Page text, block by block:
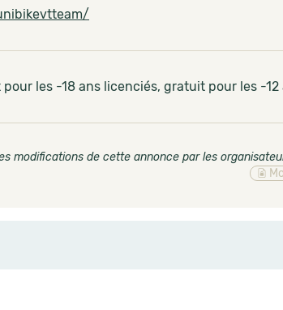
les -18 ans licenciés, gratuit pour les -
modifications de cette annonce par les